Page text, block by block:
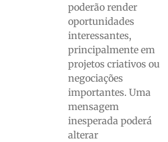
poderão render
oportunidades
interessantes,
principalmente em
projetos criativos ou
negociações
importantes. Uma
mensagem
inesperada poderá
alterar